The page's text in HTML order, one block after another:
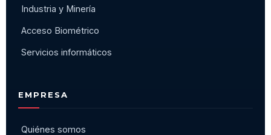
Industria y Minería
Acceso Biométrico
Servicios informáticos
EMPRESA
Quiénes somos